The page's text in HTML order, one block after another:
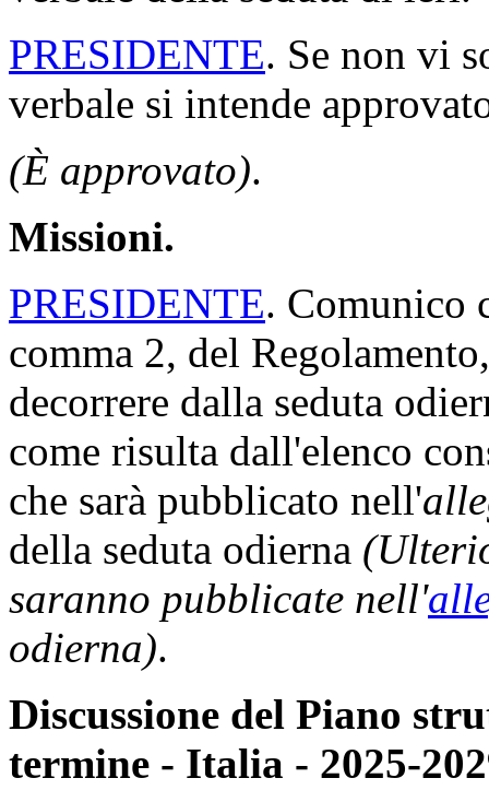
PRESIDENTE. Se non vi
verbale si intende
(È approvato).
Missioni.
PRESIDENTE. Comunico
comma 2, del
decorrere dalla seduta
come risulta dall'elenco
che sarà pubblicato nell'
della seduta odierna
saranno pubblicate nell'
odierna).
Discussione del Piano
termine - Italia - 2025-